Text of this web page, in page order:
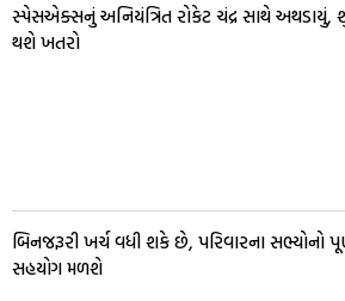
સ્પેસએક્સનું અનિયંત્રિત રોકેટ ચંદ્ર સાથે અથડાયું,
થશે ખતરો
બિનજરૂરી ખર્ચ વધી શકે છે, પરિવારના સભ્યોનો
સહયોગ મળશે